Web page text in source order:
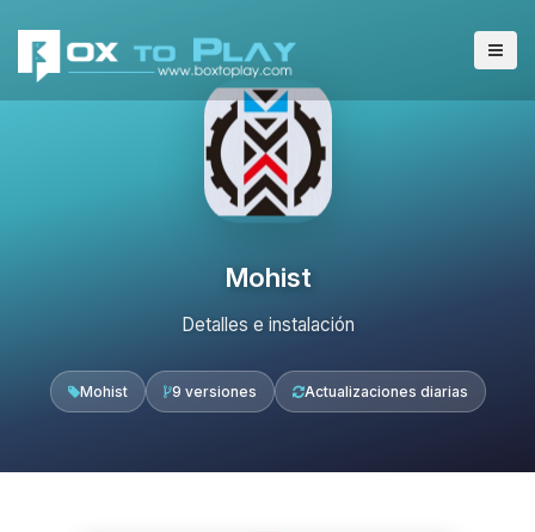
Mohist
Detalles e instalación
Mohist 9 versiones Actualizaciones diarias